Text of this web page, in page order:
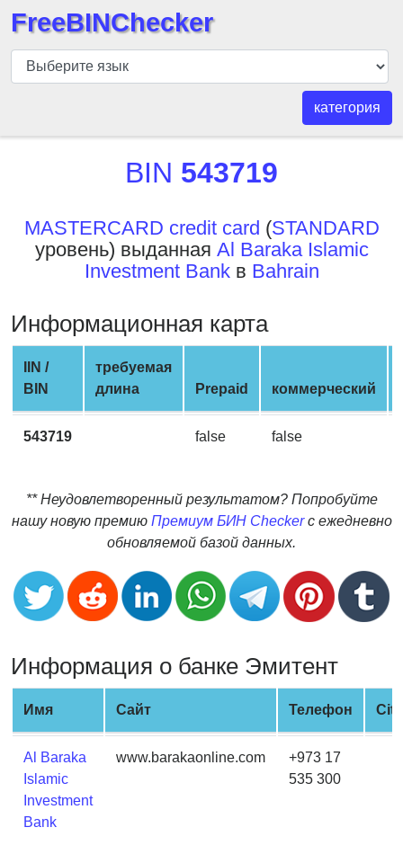
БИН
шашка
API
BIN
Generator
BIN
Checker
v2
BIN
CC
Generator
from
Credit
Validator
Credit
Card
Random
Credit
Card
Generator
Generate
Credit
Card
from
FreeBINChecker
категория
BIN 543719
MASTERCARD credit card (STANDARD
уровень) выданная Al Baraka Islamic
Investment Bankв Bahrain
Информационная карта
IIN /
BIN
требуемая
длина
Prepaid коммерческий
543719 false false
** Неудовлетворенный результатом? Попробуйте
нашу новую премию Премиум БИН Checkerс ежедневно
обновляемой базой данных.
Информация о банке Эмитент
Имя Сайт Телефон City
Al Baraka
Islamic
Investment
Bank
www.barakaonline.com
+973 17
535 300